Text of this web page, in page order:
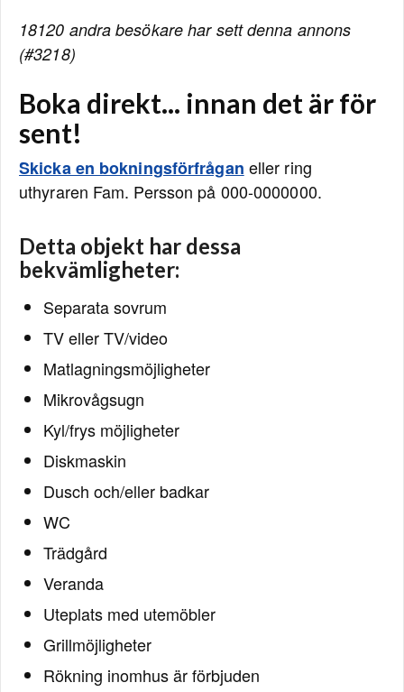
18120 andra besökare har sett denna annons
(#3218)
Boka direkt... innan det är för
sent!
Skicka en bokningsförfrågan eller ring
uthyraren Fam. Persson på 000-0000000.
Detta objekt har dessa
bekvämligheter:
Separata sovrum
TV eller TV/video
Matlagningsmöjligheter
Mikrovågsugn
Kyl/frys möjligheter
Diskmaskin
Dusch och/eller badkar
WC
Trädgård
Veranda
Uteplats med utemöbler
Grillmöjligheter
Rökning inomhus är förbjuden